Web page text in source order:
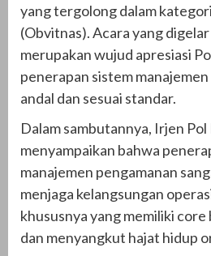
yang tergolong dalam
(Obvitnas). Acara yang
merupakan wujud apresiasi
penerapan sistem
andal dan sesuai standar.
Dalam sambutannya, Irjen
menyampaikan bahwa
manajemen pengamanan
menjaga kelangsungan
khususnya yang memiliki
dan menyangkut hajat hidup